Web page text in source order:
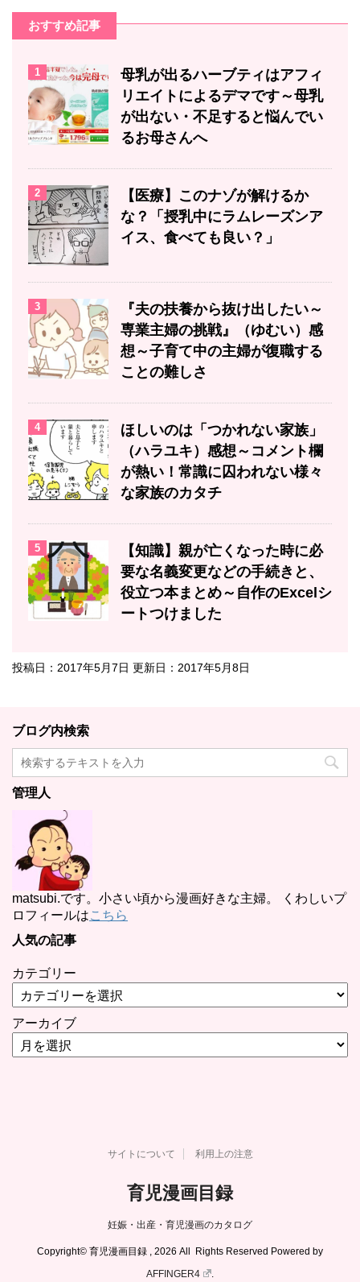
おすすめ記事
1
母乳が出るハーブティはアフィ
リエイトによるデマです～母乳
が出ない・不足すると悩んでい
るお母さんへ
2
【医療】このナゾが解けるか
な？「授乳中にラムレーズンア
イス、食べても良い？」
3
『夫の扶養から抜け出したい～
専業主婦の挑戦』（ゆむい）感
想～子育て中の主婦が復職する
ことの難しさ
4
ほしいのは「つかれない家族」
（ハラユキ）感想～コメント欄
が熱い！常識に囚われない様々
な家族のカタチ
5
【知識】親が亡くなった時に必
要な名義変更などの手続きと、
役立つ本まとめ～自作のExcelシ
ートつけました
投稿日：2017年5月7日 更新日： 2017年5月8日
ブログ内検索
管理人
matsubi.です。小さい頃から漫画好きな主婦。 くわしいプ
ロフィールはこちら
人気の記事
カテゴリー
アーカイブ
サイトについて 利用上の注意
育児漫画目録
妊娠・出産・育児漫画のカタログ
Copyright© 育児漫画目録 , 2026 All Rights Reserved Powered by
AFFINGER4
.